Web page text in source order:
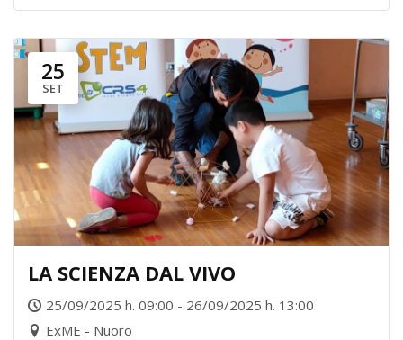
25
SET
LA SCIENZA DAL VIVO
25/09/2025 h. 09:00 - 26/09/2025 h. 13:00
ExME - Nuoro